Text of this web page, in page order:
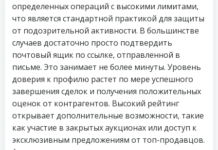
определенных операций с высокими лимитами,
что является стандартной практикой для защиты
от подозрительной активности. В большинстве
случаев достаточно просто подтвердить
почтовый ящик по ссылке, отправленной в
письме. Это занимает не более минуты. Уровень
доверия к профилю растет по мере успешного
завершения сделок и получения положительных
оценок от контрагентов. Высокий рейтинг
открывает дополнительные возможности, такие
как участие в закрытых аукционах или доступ к
эксклюзивным предложениям от топ-продавцов.